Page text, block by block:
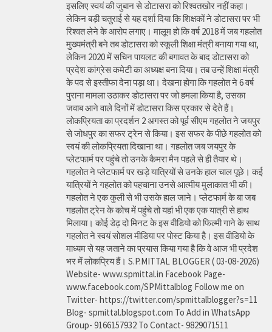
इसलिए स्वयं की जुबान से डोटासरा को रिश्वतखोर नहीं कहा।
लेकिन बड़ी चतुराई से यह दर्शा दिया कि शिक्षकों ने डोटासरा पर भी
रिश्वत लेने के आरोप लगाए। मालूम हो कि वर्ष 2018 में जब गहलोत
मुख्यमंत्री बने तब डोटासरा को स्कूली शिक्षा मंत्री बनाया गया था,
लेकिन 2020 में सचिन पायलट की बगावत के बाद डोटासरा को
प्रदेश कांग्रेस कमेटी का अध्यक्ष बना दिया। तब उन्हें शिक्षा मंत्री
के पद से इस्तीफा देना पड़ा था। देखना होगा कि गहलोत ने 6 वर्ष
पुराना मामला उठाकर डोटासरा पर जो हमला किया है, उसका
जवाब आने वाले दिनों में डोटासरा किस प्रकार से देते हैं।
लोकप्रियता का प्रदर्शन 2 अगस्त को पूर्व सीएम गहलोत ने जयपुर
से जोधपुर का सफर ट्रेन से किया। इस सफर के पीछे गहलोत को
स्वयं की लोकप्रियता दिखाना था। गहलोत जब जयपुर के
प्लेटफार्म पर पहुंचे तो उनके कैमरा मैन पहले से ही तैयार थे।
गहलोत ने प्लेटफार्म पर खड़े यात्रियों से उनके हाल चाल पूछे। कई
यात्रियों ने गहलोत को पहचाना उनसे आत्मीय मुलाकात भी की।
गहलोत ने एक कुली से भी उसके हाल जाने। प्लेटफार्म के बा जब
गहलोत ट्रेन के कोच में पहुंचे तो यहां भी एक एक यात्री से हाथ
मिलाया। कोई डेढ़ दो मिनट के इस वीडियो को फिल्मी गाने के साथ
गहलोत ने स्वयं सोशल मीडिया पर पोस्ट किया है। इस वीडियो के
माध्यम से यह जताने का प्रयास किया गया है कि वे आज भी प्रदेश
भर में लोकप्रिय हैं। S.P.MITTAL BLOGGER ( 03-08-2026)
Website- www.spmittal.in Facebook Page-
www.facebook.com/SPMittalblog Follow me on
Twitter- https://twitter.com/spmittalblogger?s=11
Blog- spmittal.blogspot.com To Add in WhatsApp
Group- 9166157932 To Contact- 9829071511